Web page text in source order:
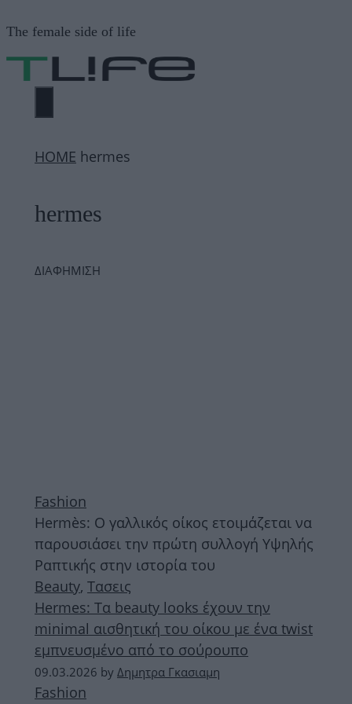
σε
περιεχόμενο
The female side of life
ΜΕΝΟΎ
ΗΟΜΕ hermes
hermes
ΔΙΑΦΗΜΙΣΗ
Fashion
Hermès: Ο γαλλικός οίκος ετοιμάζεται να
παρουσιάσει την πρώτη συλλογή Υψηλής
Ραπτικής στην ιστορία του
Beauty, Τασεις
Hermes: Τα beauty looks έχουν την
minimal αισθητική του οίκου με ένα twist
εμπνευσμένο από το σούρουπο
09.03.2026 by Δημητρα Γκασιαμη
Fashion